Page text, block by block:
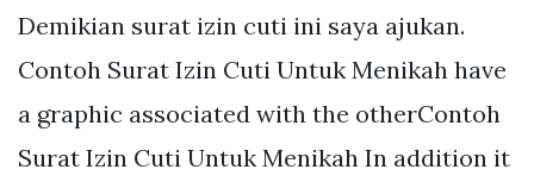
Demikian surat izin cuti ini saya ajukan.
Contoh Surat Izin Cuti Untuk Menikah have
a graphic associated with the otherContoh
Surat Izin Cuti Untuk Menikah In addition it